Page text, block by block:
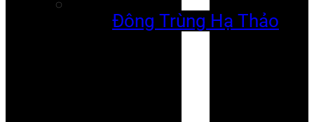
Đông Trùng Hạ Thảo